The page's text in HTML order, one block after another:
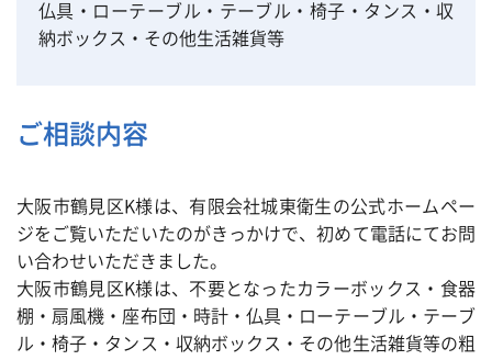
仏具・ローテーブル・テーブル・椅子・タンス・収
納ボックス・その他生活雑貨等
ご相談内容
大阪市鶴見区K様は、有限会社城東衛生の公式ホームペー
ジをご覧いただいたのがきっかけで、初めて電話にてお問
い合わせいただきました。
大阪市鶴見区K様は、不要となったカラーボックス・食器
棚・扇風機・座布団・時計・仏具・ローテーブル・テーブ
ル・椅子・タンス・収納ボックス・その他生活雑貨等の粗